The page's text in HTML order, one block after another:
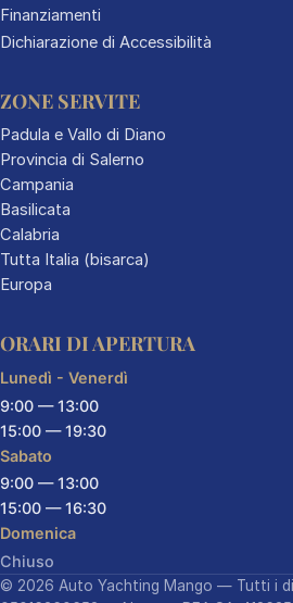
Finanziamenti
Dichiarazione di Accessibilità
ZONE SERVITE
Padula e Vallo di Diano
Provincia di Salerno
Campania
Basilicata
Calabria
Tutta Italia (bisarca)
Europa
ORARI DI APERTURA
Lunedì - Venerdì
9:00 — 13:00
15:00 — 19:30
Sabato
9:00 — 13:00
15:00 — 16:30
Domenica
Chiuso
© 2026 Auto Yachting Mango — Tutti i